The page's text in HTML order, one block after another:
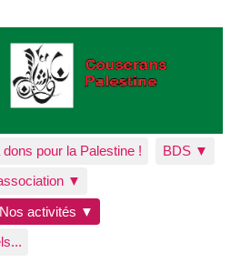
dons pour la Palestine !
BDS ▼
▼
Nos activités ▼